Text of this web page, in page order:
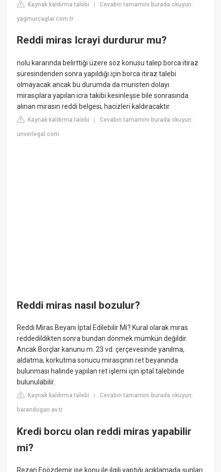
Kaynak kaldırma talebi |Cevabın tamamını burada okuyun:
yagmurcaglar.com.tr
Reddi miras Icrayi durdurur mu?
nolu kararında belirttiği üzere söz konusu talep borca itiraz
süresindenden sonra yapıldığı için borca itiraz talebi
olmayacak ancak bu durumda da muristen dolayı
mirasçılara yapılan icra takibi kesinleşse bile sonrasında
alınan mirasın reddi belgesi, hacizleri kaldıracaktır.
Kaynak kaldırma talebi |Cevabın tamamını burada okuyun:
unverlegal.com
Reddi miras nasıl bozulur?
Reddi Miras Beyanı İptal Edilebilir Mi? Kural olarak miras
reddedildikten sonra bundan dönmek mümkün değildir.
Ancak Borçlar kanunu m. 23 vd. çerçevesinde yanılma,
aldatma, korkutma sonucu mirasçının ret beyanında
bulunması halinde yapılan ret işlemi için iptal talebinde
bulunulabilir.
Kaynak kaldırma talebi |Cevabın tamamını burada okuyun:
barandogan.av.tr
Kredi borcu olan reddi miras yapabilir
mi?
Rezan Epözdemir ise konu ile ilgili yaptığı açıklamada şunları